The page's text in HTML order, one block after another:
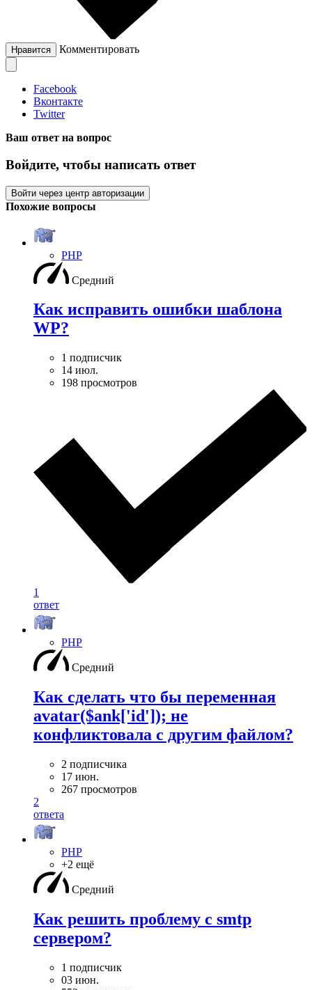
Нравится Комментировать
Facebook
Вконтакте
Twitter
Ваш ответ на вопрос
Войдите, чтобы написать ответ
Войти через центр авторизации
Похожие вопросы
PHP
Средний
Как исправить ошибки шаблона
WP?
1 подписчик
14 июл.
198 просмотров
1
ответ
PHP
Средний
Как сделать что бы переменная
avatar($ank['id']); не
конфликтовала с другим файлом?
2 подписчика
17 июн.
267 просмотров
2
ответа
PHP
+2 ещё
Средний
Как решить проблему с smtp
сервером?
1 подписчик
03 июн.